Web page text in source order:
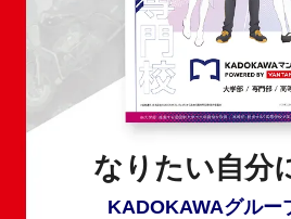
なりたい自分
KADOKAWAグルー